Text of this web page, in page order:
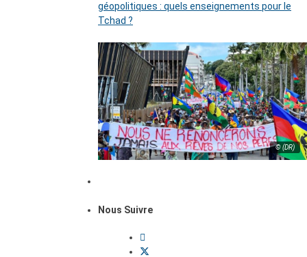
géopolitiques : quels enseignements pour le
Tchad ?
© (DR)
Nous Suivre